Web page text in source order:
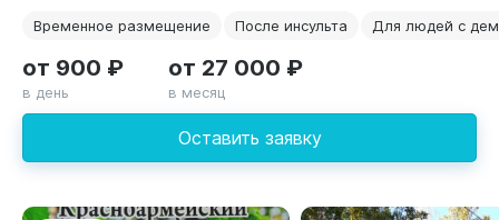
Временное размещение
После инсульта Для людей с
Оставить заявку
от 900 ₽
в день
от 27 000 ₽
в месяц